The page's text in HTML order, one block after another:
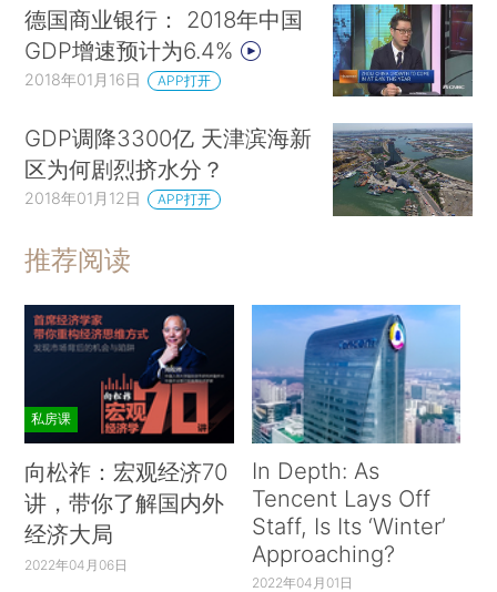
德国商业银行： 2018年中国
GDP增速预计为6.4%
2018年01月16日 APP打开
GDP调降3300亿 天津滨海新
区为何剧烈挤水分？
2018年01月12日 APP打开
推荐阅读
私房课
向松祚：宏观经济70
讲，带你了解国内外
经济大局
2022年04月06日
In Depth: As
Tencent Lays Off
Staff, Is Its ‘Winter’
Approaching?
2022年04月01日